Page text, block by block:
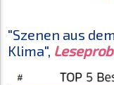
"Szenen aus
Klima",